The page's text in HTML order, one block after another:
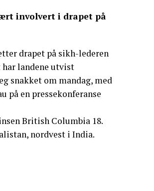
involvert i drapet på
drapet på sikh-lederen
har landene utvist
snakket om mandag, med
på en pressekonferanse
British Columbia 18.
nordvest i India.